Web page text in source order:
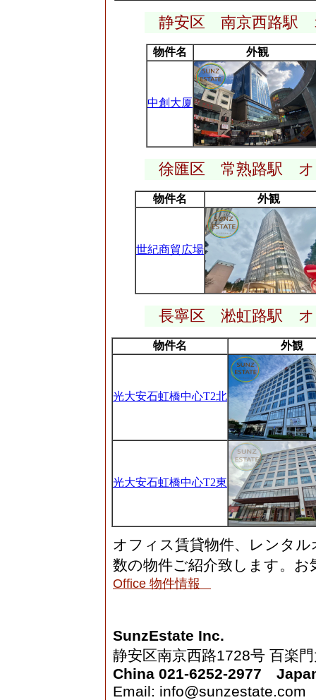
静安区 南京西路駅
物件名 外観
中創大厦
徐匯区 常熟路駅 オ
物件名 外観
世紀商貿広場
長寧区 淞虹路駅 オ
物件名 外観
光大安石虹橋中心T2北
光大安石虹橋中心T2東
オフィス賃貸物件、レンタ
数の物件ご紹介致します。
Office 物件情報
SunzEstate Inc.
静安区南京西路1728号 百楽
China 021-6252-2977
Email: info@sunzestate.com